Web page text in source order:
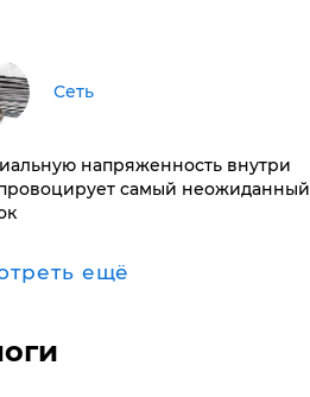
Сеть
напряженность внутри
самый неожиданный
ещё